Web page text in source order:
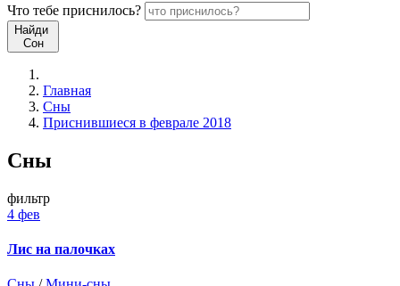
Что тебе приснилось?
Найди
Сон
Главная
Сны
Приснившиеся в феврале 2018
Сны
фильтр
4 фев
Лис на палочках